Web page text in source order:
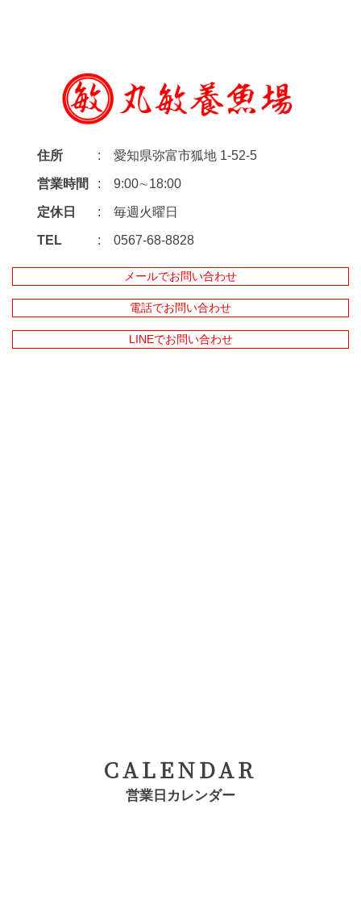
住所 愛知県弥富市狐地 1-52-5
営業時間 9:00∼18:00
定休日 毎週火曜日
TEL 0567-68-8828
メールでお問い合わせ
電話でお問い合わせ
LINEでお問い合わせ
CALENDAR
営業日カレンダー